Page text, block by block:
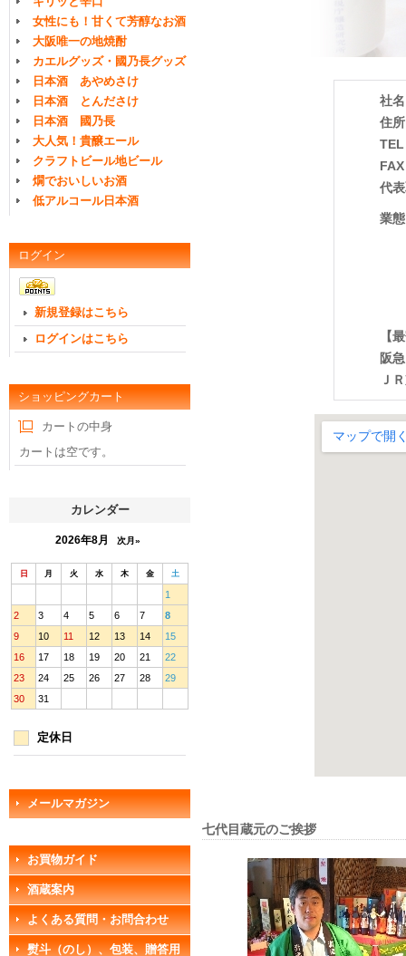
女性にも！甘くて芳醇なお酒
大阪唯一の地焼酎
カエルグッズ・國乃長グッズ
日本酒 あやめさけ
日本酒 とんださけ
日本酒 國乃長
大人気！貴醸エール
クラフトビール地ビール
燗でおいしいお酒
低アルコール日本酒
ログイン
新規登録はこちら
ログインはこちら
ショッピングカート
カートの中身
カートは空です。
カレンダー
2026年8月 次月»
日 月 火 水 木 金 土
1
2
3 4 5 6 7
8
9
10 11 12 13 14
15
16
17 18 19 20 21
22
23
24 25 26 27 28
29
30
31
定休日
メールマガジン
お買物ガイド
酒蔵案内
よくある質問・お問合わせ
熨斗（のし）、包装、贈答用
社
住
代
業
【
阪
Ｊ
七代目蔵元のご挨拶